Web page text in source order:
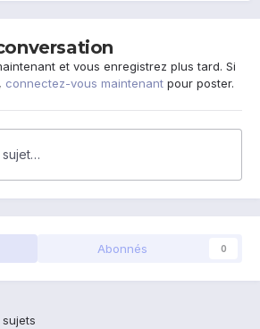
et vous enregistrez plus tard. Si
connectez-vous maintenant pour poster.
Abonnés 0